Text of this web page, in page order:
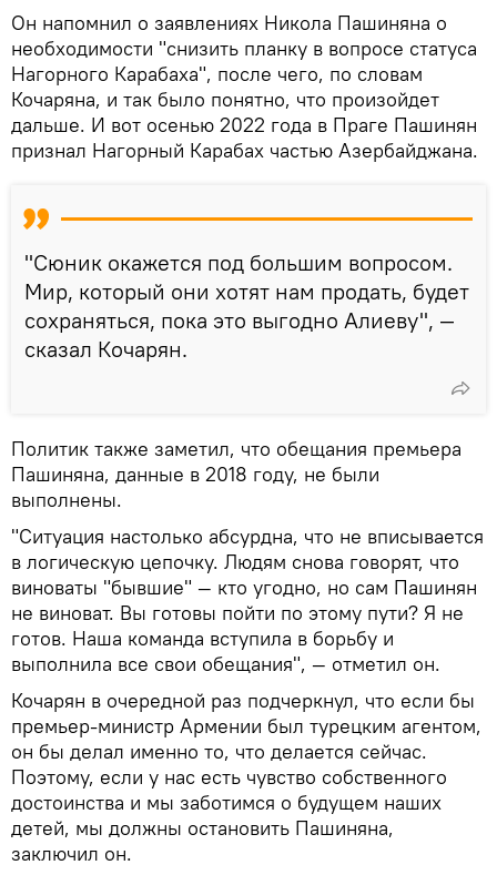
Он напомнил о заявлениях Никола Пашиняна о
необходимости "снизить планку в вопросе статуса
Нагорного Карабаха", после чего, по словам
Кочаряна, и так было понятно, что произойдет
дальше. И вот осенью 2022 года в Праге Пашинян
признал Нагорный Карабах частью Азербайджана.
"Сюник окажется под большим вопросом.
Мир, который они хотят нам продать, будет
сохраняться, пока это выгодно Алиеву", —
сказал Кочарян.
Политик также заметил, что обещания премьера
Пашиняна, данные в 2018 году, не были
выполнены.
"Ситуация настолько абсурдна, что не вписывается
в логическую цепочку. Людям снова говорят, что
виноваты "бывшие" — кто угодно, но сам Пашинян
не виноват. Вы готовы пойти по этому пути? Я не
готов. Наша команда вступила в борьбу и
выполнила все свои обещания", — отметил он.
Кочарян в очередной раз подчеркнул, что если бы
премьер-министр Армении был турецким агентом,
он бы делал именно то, что делается сейчас.
Поэтому, если у нас есть чувство собственного
достоинства и мы заботимся о будущем наших
детей, мы должны остановить Пашиняна,
заключил он.